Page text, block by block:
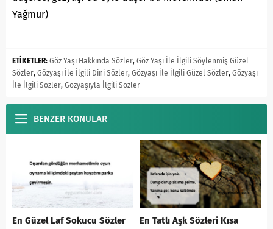
Yağmur)
ETİKETLER: Göz Yaşı Hakkında Sözler, Göz Yaşı İle İlgili Söylenmiş Güzel
Sözler, Gözyaşı İle İlgili Dini Sözler, Gözyaşı İle İlgili Güzel Sözler, Gözyaşı
İle İlgili Sözler, Gözyaşıyla İlgili Sözler
BENZER KONULAR
En Güzel Laf Sokucu Sözler En Tatlı Aşk Sözleri Kısa